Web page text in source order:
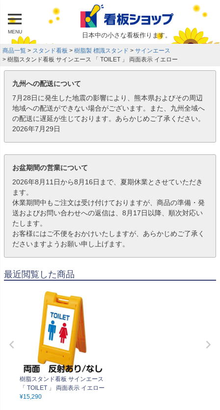
MENU 日本中の小さな看板作ります。
商品一覧 スタンド看板 樹脂製 標識スタンド
サインエース
樹脂スタンド看板 サインエース 「 TOILET 」 両面表示 イエロー
九州への配送について
7月28日に発生した地震の影響により、熊本県およびその周辺
地域への配送ができない場合がございます。また、九州全域へ
の配送に遅延が生じております。あらかじめご了承ください。
2026年7月29日
お盆期間の営業について
2026年8月11日から8月16日まで、夏期休業とさせていただき
ます。
休業期間中もご注文は受け付けておりますが、商品の準備・発
送およびお問い合わせへの返信は、8月17日以降、順次対応い
たします。
お客様にはご不便をおかけいたしますが、あらかじめご了承く
ださいますようお願い申し上げます。
最近閲覧した商品
樹脂スタンド看板 サインエース
「 TOILET 」 両面表示 イエロー
¥15,290